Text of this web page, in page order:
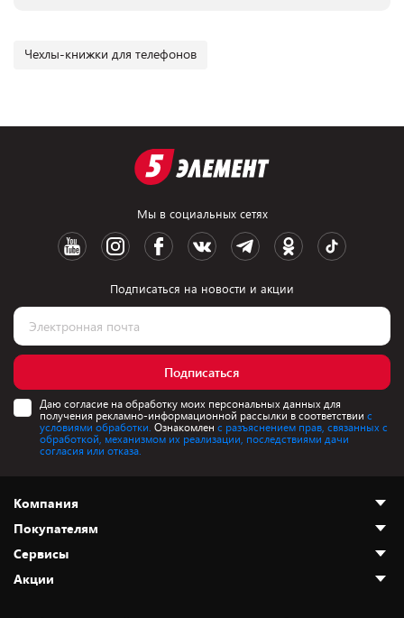
Чехлы-книжки для телефонов
Мы в социальных сетях
Подписаться на новости и акции
Подписаться
Даю согласие на обработку моих персональных данных для
получения рекламно-информационной рассылки в соответствии с
условиями обработки. Ознакомлен с разъяснением прав, связанных с
обработкой, механизмом их реализации, последствиями дачи
согласия или отказа.
Компания
О нас
Адреса магазинов
Новости
Статьи и обзоры
Покупателям
Как сделать заказ
Оплата и доставка
Сервисы
Акции